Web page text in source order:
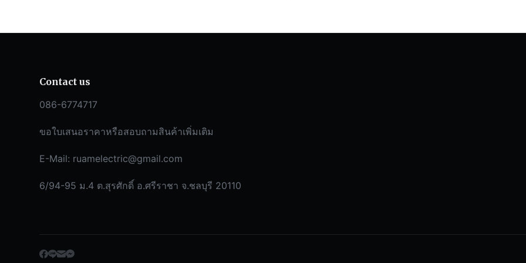
Contact us
086-6774717
ขอใบเสนอราคาหรือสอบถามสินค้าเพิ่มเติม
E-Mail: ruamelectric@gmail.com
6/94-95 ม.4 ต.สุรศักดิ์ อ.ศรีราชา จ.ชลบุรี 20110